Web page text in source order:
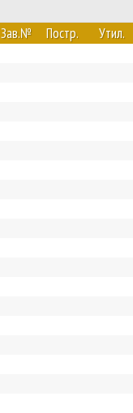
Зав.№ Постр. Утил.